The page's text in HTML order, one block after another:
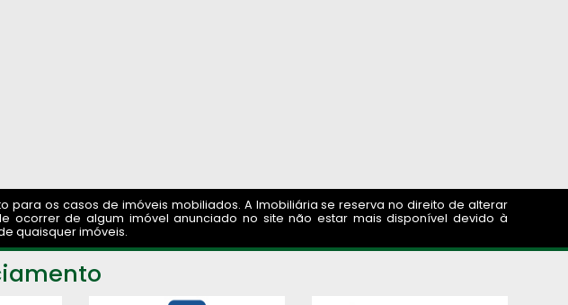
os casos de imóveis mobiliados. A Imobiliária se reserva no direito de alterar
de algum imóvel anunciado no site não estar mais disponível devido à
quaisquer imóveis.